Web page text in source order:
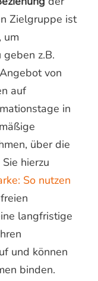
Zielgruppe ist
um
z.B.
von
auf
in
über die
hierzu
So nutzen
langfristige
und können
binden.